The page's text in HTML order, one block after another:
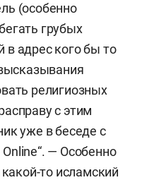
(особенно
грубых
в адрес кого бы то
религиозных
с этим
уже в беседе с
— Особенно
то исламский